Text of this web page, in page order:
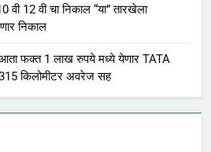
12 वी चा निकाल “या” तारखेला
निकाल
फक्त 1 लाख रुपये मध्ये येणार TATA
किलोमीटर अवरेज सह